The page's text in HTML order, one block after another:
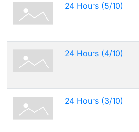
24 Hours (5/10)
24 Hours (4/10)
24 Hours (3/10)